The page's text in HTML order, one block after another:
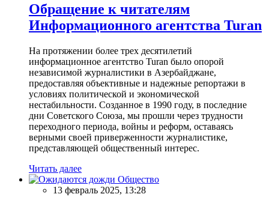
Обращение к читателям
Информационного агентства Turan
На протяжении более трех десятилетий
информационное агентство Turan было опорой
независимой журналистики в Азербайджане,
предоставляя объективные и надежные репортажи в
условиях политической и экономической
нестабильности. Созданное в 1990 году, в последние
дни Советского Союза, мы прошли через трудности
переходного периода, войны и реформ, оставаясь
верными своей приверженности журналистике,
представляющей общественный интерес.
Читать далее
Общество
13 февраль 2025, 13:28